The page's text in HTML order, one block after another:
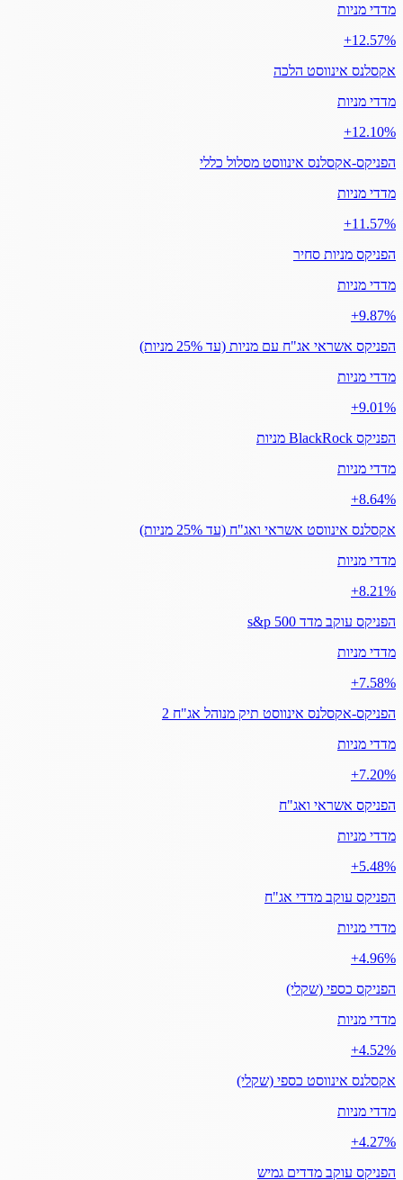
מדדי מניות
‎+12.57%
אקסלנס אינווסט הלכה
מדדי מניות
‎+12.10%
הפניקס-אקסלנס אינווסט מסלול כללי
מדדי מניות
‎+11.57%
הפניקס מניות סחיר
מדדי מניות
‎+9.87%
הפניקס אשראי אג"ח עם מניות (עד 25% מניות)
מדדי מניות
‎+9.01%
הפניקס BlackRock מניות
מדדי מניות
‎+8.64%
אקסלנס אינווסט אשראי ואג"ח (עד 25% מניות)
מדדי מניות
‎+8.21%
הפניקס עוקב מדד s&p 500
מדדי מניות
‎+7.58%
הפניקס-אקסלנס אינווסט תיק מנוהל אג"ח 2
מדדי מניות
‎+7.20%
הפניקס אשראי ואג"ח
מדדי מניות
‎+5.48%
הפניקס עוקב מדדי אג"ח
מדדי מניות
‎+4.96%
הפניקס כספי (שקלי)
מדדי מניות
‎+4.52%
אקסלנס אינווסט כספי (שקלי)
מדדי מניות
‎+4.27%
הפניקס עוקב מדדים גמיש